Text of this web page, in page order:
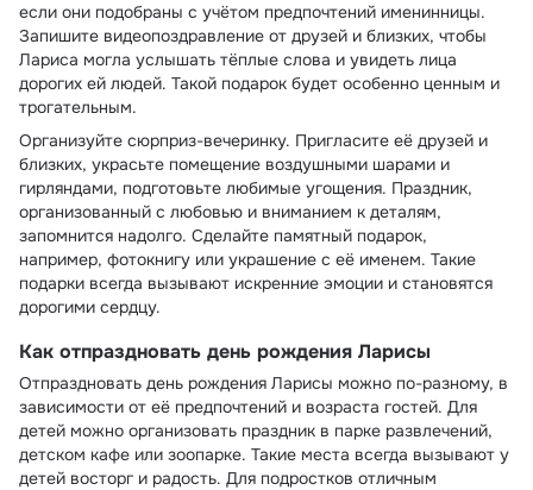
если они подобраны с учётом предпочтений именинницы.
Запишите видеопоздравление от друзей и близких, чтобы
Лариса могла услышать тёплые слова и увидеть лица
дорогих ей людей. Такой подарок будет особенно ценным и
трогательным.
Организуйте сюрприз-вечеринку. Пригласите её друзей и
близких, украсьте помещение воздушными шарами и
гирляндами, подготовьте любимые угощения. Праздник,
организованный с любовью и вниманием к деталям,
запомнится надолго. Сделайте памятный подарок,
например, фотокнигу или украшение с её именем. Такие
подарки всегда вызывают искренние эмоции и становятся
дорогими сердцу.
Как отпраздновать день рождения Ларисы
Отпраздновать день рождения Ларисы можно по-разному, в
зависимости от её предпочтений и возраста гостей. Для
детей можно организовать праздник в парке развлечений,
детском кафе или зоопарке. Такие места всегда вызывают у
детей восторг и радость. Для подростков отличным